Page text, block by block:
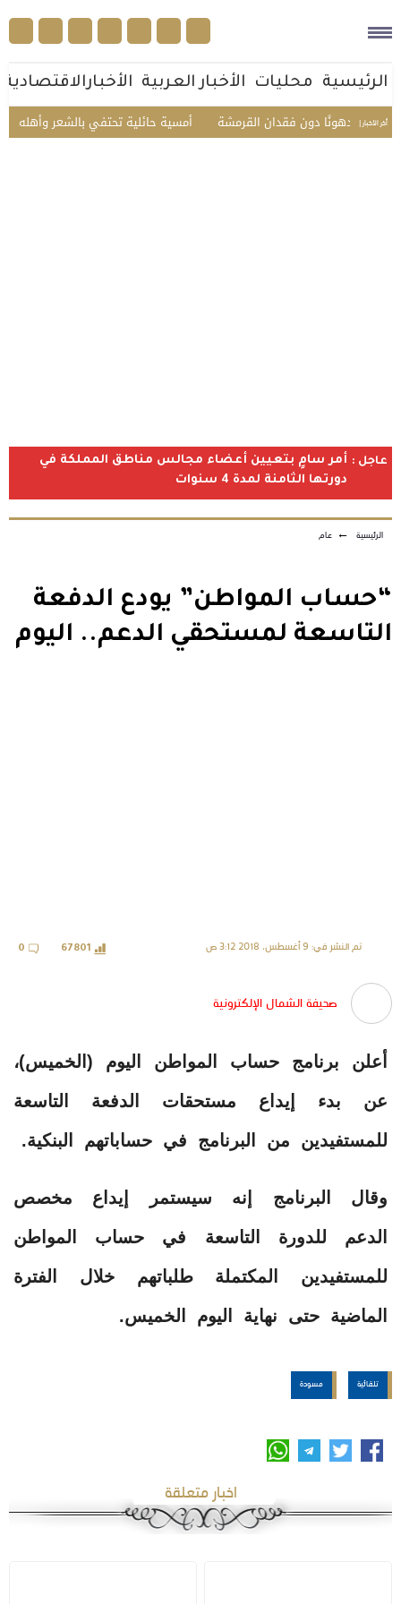
الرئيسية محليات الأخبار العربية الأخبارالاقتصادية
أخر الأخبار | أمسية حائلية تحتفي بالشعر وأهله.. دهونًا دون فقدان القرمشة
عاجل : أمر سامٍ بتعيين أعضاء مجالس مناطق المملكة في
دورتها الثامنة لمدة 4 سنوات
الرئيسية ← عام
“حساب المواطن” يودع الدفعة
التاسعة لمستحقي الدعم.. اليوم
تم النشر في: 9 أغسطس، 2018 3:12 ص 67801
0
صحيفة الشمال الإلكترونية
أعلن برنامج حساب المواطن اليوم (الخميس)،
عن بدء إيداع مستحقات الدفعة التاسعة
للمستفيدين من البرنامج في حساباتهم البنكية.
وقال البرنامج إنه سيستمر إيداع مخصص
الدعم للدورة التاسعة في حساب المواطن
للمستفيدين المكتملة طلباتهم خلال الفترة
الماضية حتى نهاية اليوم الخميس.
تلقائية مسودة
اخبار متعلقة